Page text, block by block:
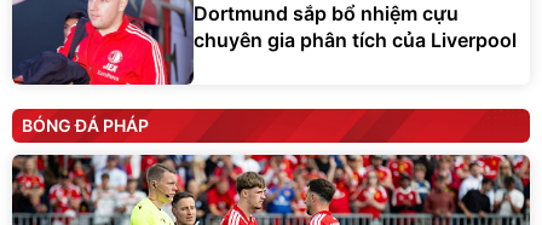
Dortmund sắp bổ nhiệm cựu
chuyên gia phân tích của Liverpool
BÓNG ĐÁ PHÁP